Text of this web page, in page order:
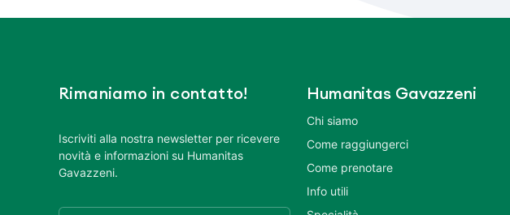
Rimaniamo in contatto!
Iscriviti alla nostra newsletter per ricevere
novità e informazioni su Humanitas
Gavazzeni.
Humanitas Gavazzeni
Chi siamo
Come raggiungerci
Come prenotare
Info utili